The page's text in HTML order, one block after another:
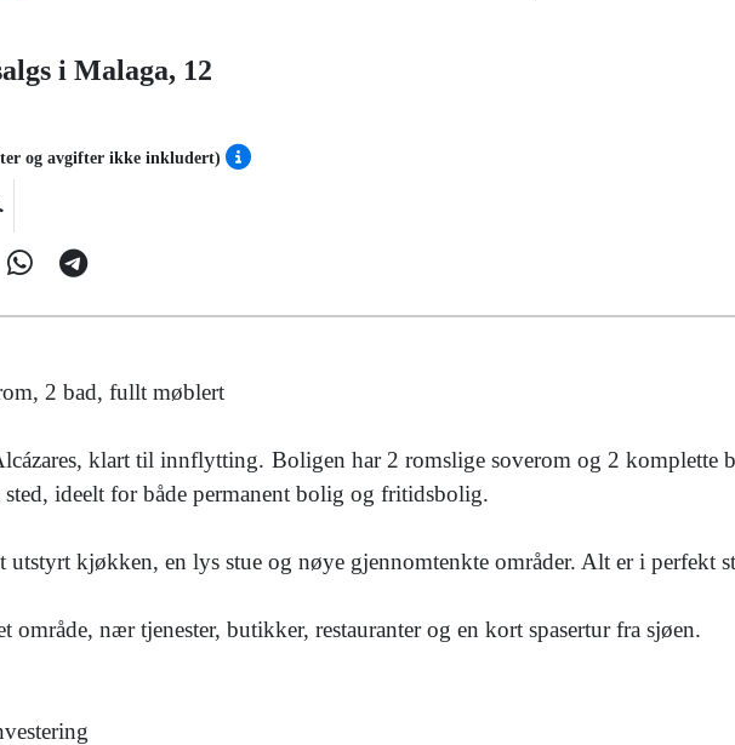
i Malaga, 12
og avgifter ikke inkludert)
2 bad, fullt møblert
klart til innflytting. Boligen har 2 romslige soverom og 2 komplette
ideelt for både permanent bolig og fritidsbolig.
kjøkken, en lys stue og nøye gjennomtenkte områder. Alt er i perfekt
nær tjenester, butikker, restauranter og en kort spasertur fra sjøen.